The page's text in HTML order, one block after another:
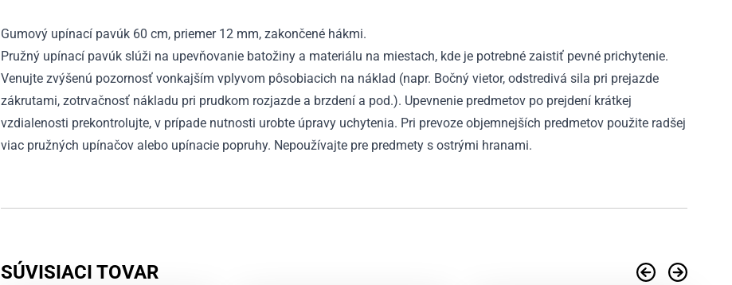
Gumový upínací pavúk 60 cm, priemer 12 mm, zakončené hákmi.
Pružný upínací pavúk slúži na upevňovanie batožiny a materiálu na miestach, kde je potrebné zaistiť pevné prichytenie.
Venujte zvýšenú pozornosť vonkajším vplyvom pôsobiacich na náklad (napr. Bočný vietor, odstredivá sila pri prejazde
zákrutami, zotrvačnosť nákladu pri prudkom rozjazde a brzdení a pod.). Upevnenie predmetov po prejdení krátkej
vzdialenosti prekontrolujte, v prípade nutnosti urobte úpravy uchytenia. Pri prevoze objemnejších predmetov použite radšej
viac pružných upínačov alebo upínacie popruhy. Nepoužívajte pre predmety s ostrými hranami.
SÚVISIACI TOVAR